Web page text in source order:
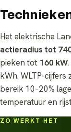
Techniek
Het elektrische
actieradius tot
pieken tot 160 kW
kWh. WLTP-
bereik 10–20%
temperatuur en
ZO WERKT HET